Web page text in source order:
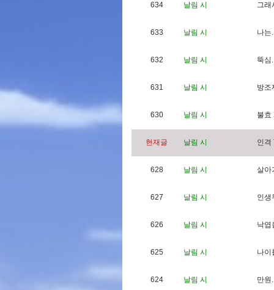
634 날림 시 그래
633 날림 시 나는.
632 날림 시 뚝심 .
631 날림 시 방조
630 날림 시 불효
현재글 날림 시 인 격
628 날림 시 살아
627 날림 시 인생
626 날림 시 낙엽
625 날림 시 나이
624 날림 시 만원 .